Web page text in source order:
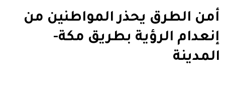
أمن الطرق يحذر المواطنين من
إنعدام الرؤية بطريق مكة-
المدينة